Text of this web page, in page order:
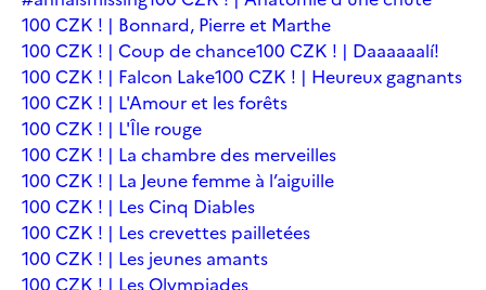
100 CZK ! | Bonnard, Pierre et Marthe
100 CZK ! | Coup de chance100 CZK ! | Daaaaaalí!
100 CZK ! | Falcon Lake100 CZK ! | Heureux gagnants
100 CZK ! | L'Amour et les forêts
100 CZK ! | L'Île rouge
100 CZK ! | La chambre des merveilles
100 CZK ! | La Jeune femme à l’aiguille
100 CZK ! | Les Cinq Diables
100 CZK ! | Les crevettes pailletées
100 CZK ! | Les jeunes amants
100 CZK ! | Les Olympiades